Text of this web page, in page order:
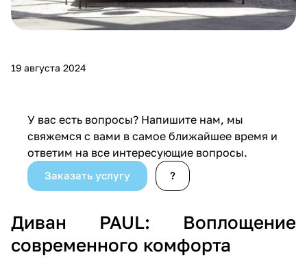
19 августа 2024
У вас есть вопросы? Напишите нам, мы
свяжемся с вами в самое ближайшее время и
ответим на все интересующие вопросы.
Заказать услугу ?
Диван PAUL: Воплощение
современного комфорта